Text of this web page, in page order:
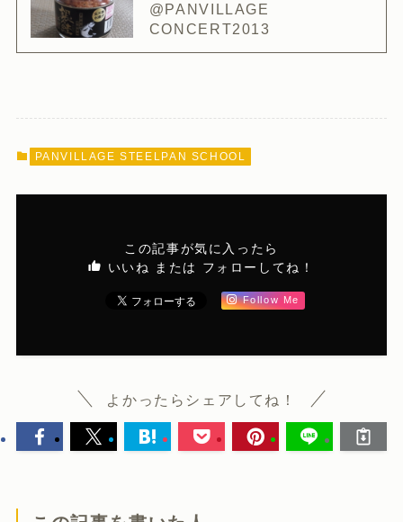
@PANVILLAGE
CONCERT2013
PANVILLAGE STEELPAN SCHOOL
この記事が気に入ったら
いいね または フォローしてね！
Follow Me
よかったらシェアしてね！